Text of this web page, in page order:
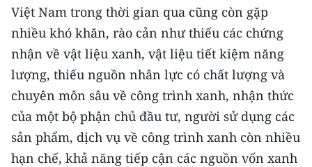
Duyên hải Nam Trung Bộ và Tây
Nguyên
Đông Nam Bộ
Đồng bằng sông Cửu Long
Chuyên trang Hà Nội
Chuyên trang TP. Hồ Chí Minh
Việt Nam trong thời gian qua cũng còn gặp
nhiều khó khăn, rào cản như thiếu các chứng
nhận về vật liệu xanh, vật liệu tiết kiệm năng
lượng, thiếu nguồn nhân lực có chất lượng và
chuyên môn sâu về công trình xanh, nhận thức
của một bộ phận chủ đầu tư, người sử dụng các
sản phẩm, dịch vụ về công trình xanh còn nhiều
hạn chế, khả năng tiếp cận các nguồn vốn xanh